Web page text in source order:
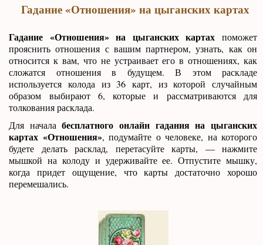
Гадание «Отношения» на цыганских картах
Гадание «Отношения» на цыганских картах поможет
прояснить отношения с вашим партнером, узнать, как он
относится к вам, что не устраивает его в отношениях, как
сложатся отношения в будущем. В этом раскладе
используется колода из 36 карт, из которой случайным
образом выбирают 6, которые и рассматриваются для
толкования расклада.
Для началабесплатного онлайн гадания на цыганских
картах «Отношения», подумайте о человеке, на которого
будете делать расклад, перетасуйте карты, — нажмите
мышкой на колоду и удерживайте ее. Отпустите мышку,
когда придет ощущение, что карты достаточно хорошо
перемешались.